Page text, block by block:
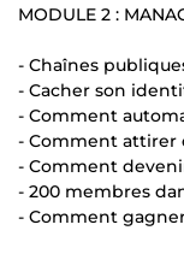
MODULE 2 :
- Chaînes
- Cacher son
- Comment
- Comment attirer
- Comment
- 200 membres
- Comment